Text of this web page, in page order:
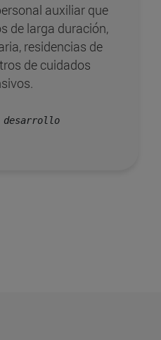
auxiliar que
de larga duración,
residencias de
de cuidados
desarrollo